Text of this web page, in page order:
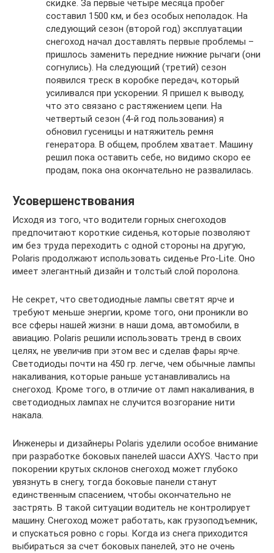
скидке. За первые четыре месяца пробег
составил 1500 км, и без особых неполадок. На
следующий сезон (второй год) эксплуатации
снегоход начал доставлять первые проблемы –
пришлось заменить передние нижние рычаги (они
согнулись). На следующий (третий) сезон
появился треск в коробке передач, который
усиливался при ускорении. Я пришел к выводу,
что это связано с растяжением цепи. На
четвертый сезон (4-й год пользования) я
обновил гусеницы и натяжитель ремня
генератора. В общем, проблем хватает. Машину
решил пока оставить себе, но видимо скоро ее
продам, пока она окончательно не развалилась.
Усовершенствования
Исходя из того, что водители горных снегоходов
предпочитают короткие сиденья, которые позволяют
им без труда переходить с одной стороны на другую,
Polaris продолжают использовать сиденье Pro-Lite. Оно
имеет элегантный дизайн и толстый слой поролона.
Не секрет, что светодиодные лампы светят ярче и
требуют меньше энергии, кроме того, они проникли во
все сферы нашей жизни: в наши дома, автомобили, в
авиацию. Polaris решили использовать тренд в своих
целях, не увеличив при этом вес и сделав фары ярче.
Светодиоды почти на 450 гр. легче, чем обычные лампы
накаливания, которые раньше устанавливались на
снегоход. Кроме того, в отличие от ламп накаливания, в
светодиодных лампах не случится возгорание нити
накала.
Инженеры и дизайнеры Polaris уделили особое внимание
при разработке боковых панелей шасси AXYS. Часто при
покорении крутых склонов снегоход может глубоко
увязнуть в снегу, тогда боковые панели станут
единственным спасением, чтобы окончательно не
застрять. В такой ситуации водитель не контролирует
машину. Снегоход может работать, как грузоподъемник,
и спускаться ровно с горы. Когда из снега приходится
выбираться за счет боковых панелей, это не очень